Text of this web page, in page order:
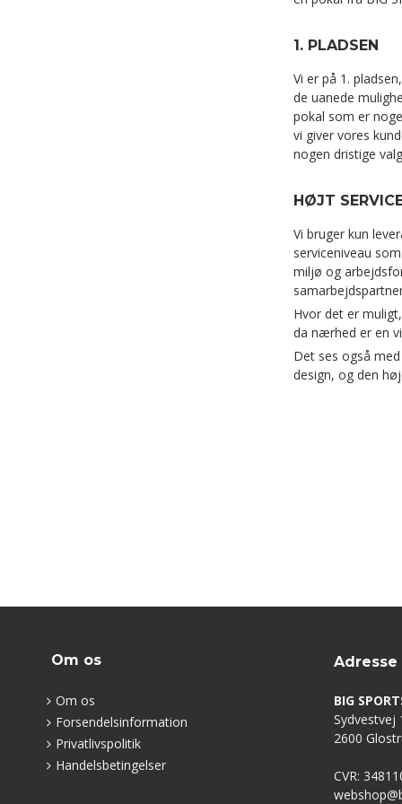
1. PLADSEN
Vi er på 1.
de uanede
pokal som er
vi giver vores
nogen dristige
HØJT
Vi bruger kun
serviceniveau
miljø og
Hvor det er
da nærhed er en
Det ses også
design, og den
Om os
Om os
Forsendelsinformation
Privatlivspolitik
Handelsbetingelser
Adresse
BIG
Sydvestvej
2600
CVR: